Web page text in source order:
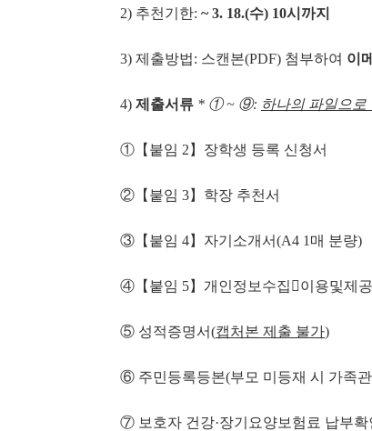
2) 추천기한: ~ 3. 18.(수) 10시까지
3) 제출방법: 스캔본(PDF) 첨부하여 이
4) 제출서류 * ①~ ⑨: 하나의 파일으로
①【붙임 2】장학생 등록 신청서
②【붙임 3】학장 추천서
③【붙임 4】자기소개서(A4 1매 분량)
④【붙임 5】개인정보수집이용및제
⑤ 성적증명서(캡처본 제출 불가)
⑥ 주민등록등본(부모 미등재 시 가족
⑦ 보호자 건강·장기요양보험료 납부확